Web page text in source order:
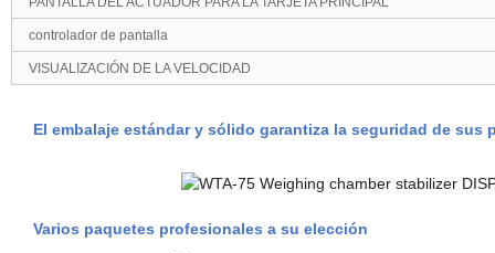
controlador de pantalla
VISUALIZACIÓN DE LA VELOCIDAD
El embalaje estándar y sólido garantiza la seguridad de sus
Varios paquetes profesionales a su elección